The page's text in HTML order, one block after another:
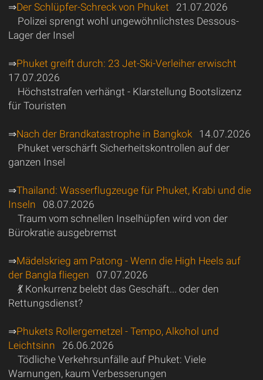
⇒Der Schlüpfer-Schreck von Phuket 21.07.2026
Polizei sprengt wohl ungewöhnlichstes Dessous-
Lager der Insel
⇒Phuket greift durch: 23 Jet-Ski-Verleiher erwischt
17.07.2026
Höchststrafen verhängt - Klarstellung Bootslizenz
für Touristen
⇒Nach der Brandkatastrophe in Bangkok14.07.2026
Phuket verschärft Sicherheitskontrollen auf der
ganzen Insel
⇒Thailand: Wasserflugzeuge für Phuket, Krabi und die
Inseln 08.07.2026
Traum vom schnellen Inselhüpfen wird von der
Bürokratie ausgebremst
⇒Mädelskrieg am Patong - Wenn die High Heels auf
der Bangla fliegen 07.07.2026
💃 Konkurrenz belebt das Geschäft... oder den
Rettungsdienst?
⇒Phukets Rollergemetzel - Tempo, Alkohol und
Leichtsinn 26.06.2026
Tödliche Verkehrsunfälle auf Phuket: Viele
Warnungen, kaum Verbesserungen